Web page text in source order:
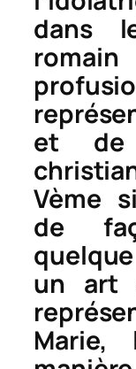
dans
et de
Vème
de
un art
Marie,